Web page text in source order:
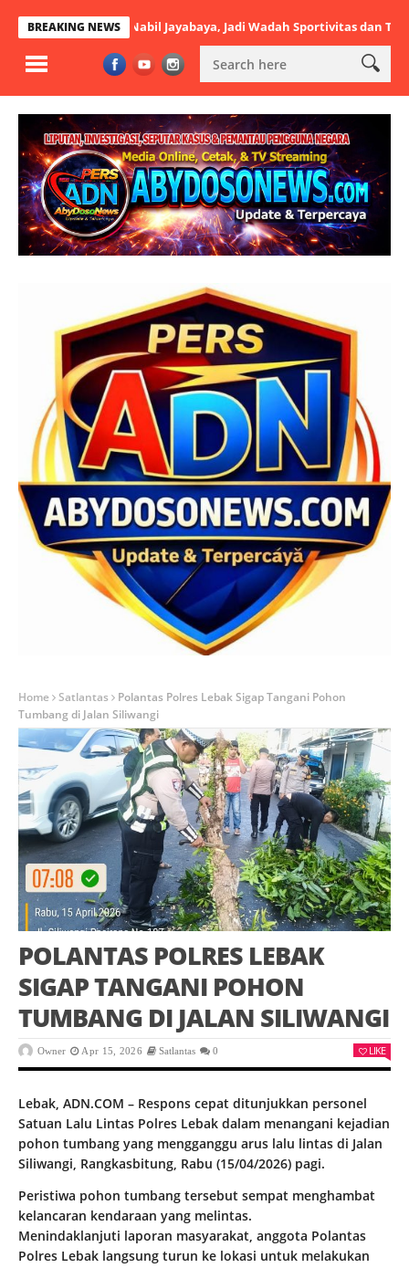
BREAKING NEWS
Nabil Jayabaya, Jadi Wadah Sportivitas dan Talenta Muda
Home Satlantas
Polantas Polres Lebak Sigap Tangani Pohon
Tumbang di Jalan Siliwangi
POLANTAS POLRES LEBAK
SIGAP TANGANI POHON
TUMBANG DI JALAN SILIWANGI
Owner Apr 15, 2026 Satlantas 0 LIKE
Lebak, ADN.COM – Respons cepat ditunjukkan personel
Satuan Lalu Lintas Polres Lebak dalam menangani kejadian
pohon tumbang yang mengganggu arus lalu lintas di Jalan
Siliwangi, Rangkasbitung, Rabu (15/04/2026) pagi.
Peristiwa pohon tumbang tersebut sempat menghambat
kelancaran kendaraan yang melintas.
Menindaklanjuti laporan masyarakat, anggota Polantas
Polres Lebak langsung turun ke lokasi untuk melakukan